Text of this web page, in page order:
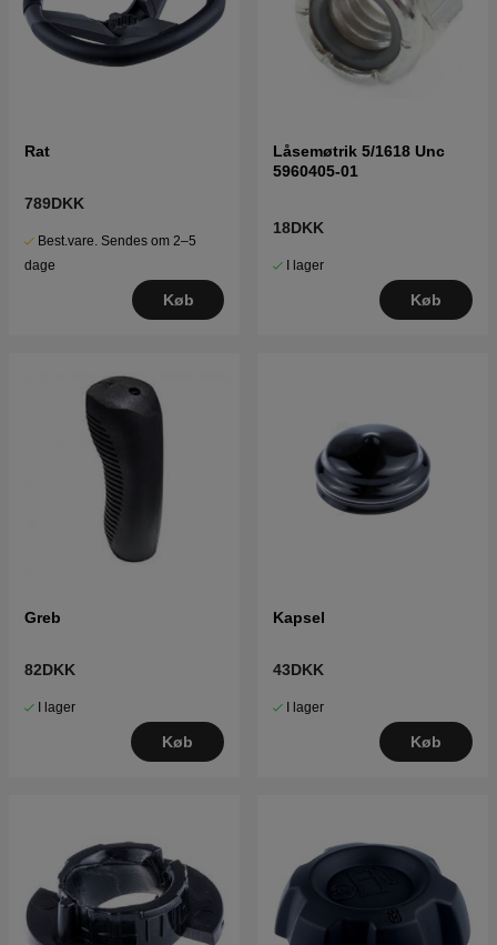
Rat
789DKK
Best.vare. Sendes om 2–5
dage
Køb
Låsemøtrik 5/1618 Unc
5960405-01
18DKK
I lager
Køb
Greb
82DKK
I lager
Køb
Kapsel
43DKK
I lager
Køb